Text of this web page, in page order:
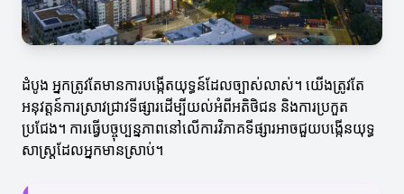
ដំបូង អ្នកត្រូវតែមានការបង្កើតយុទ្ធន៍ដែលច្បាស់លាស់។ យើងត្រូវតែ
អនុវត្តន៍ការស្រាវជ្រាវទីផ្សារដើម្បីយល់អំពីអតិថិជន និងការប្រកួត
ប្រជែង។ ការធ្វើបច្ចុប្បន្នភាពនៅលើការវិភាគទីផ្សារអាចជួយបង្កើនយុទ្ធ
សាស្ត្រដែលអ្នកមានស្រាប់។